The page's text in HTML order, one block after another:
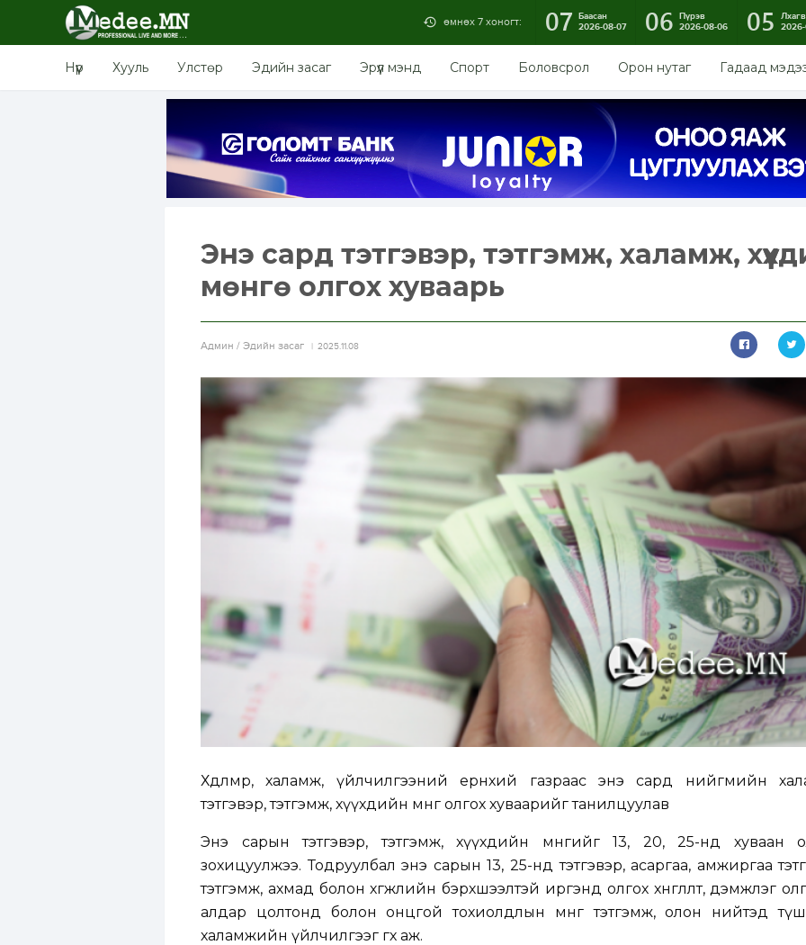
өмнөх 7 хоногт: 07 Баасан
2026-08-07
06 Пүрэв
2026-08-06
05
Нүүр Хууль Улстөр Эдийн засаг Эрүүл мэнд Спорт Боловсрол Орон нутаг Гадаад
Энэ сард тэтгэвэр, тэтгэмж, халамж,
мөнгө олгох хуваарь
Aдмин / Эдийн засаг 2025.11.08
Хөдөлмөр, халамж, үйлчилгээний ерөнхий газраас энэ сард нийгмийн
тэтгэвэр, тэтгэмж, хүүхдийн мөнгө олгох хуваарийг танилцуулав
Энэ сарын тэтгэвэр, тэтгэмж, хүүхдийн мөнгийг 13, 20, 25-нд хуваан
зохицуулжээ. Тодруулбал энэ сарын 13, 25-нд тэтгэвэр, асаргаа, амжиргаа
тэтгэмж, ахмад болон хөгжлийн бэрхшээлтэй иргэнд олгох хөнгөлөлт, дэмжлэг
алдар цолтонд болон онцгой тохиолдлын мөнгө тэтгэмж, олон нийтэд
халамжийн үйлчилгээг өгөх аж.